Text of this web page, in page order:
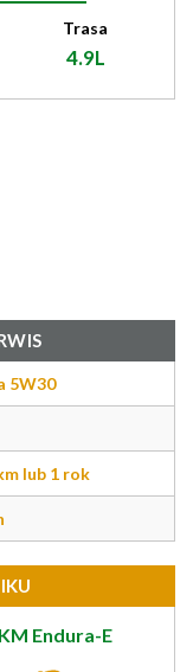
Trasa
4.9L
5W30
lub 1 rok
Endura-E